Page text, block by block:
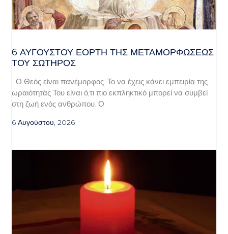
6 ΑΥΓΟΥΣΤΟΥ ΕΟΡΤΗ ΤΗΣ ΜΕΤΑΜΟΡΦΩΣΕΩΣ
ΤΟΥ ΣΩΤΗΡΟΣ
Ο Θεός είναι πανέμορφος. Το να έχεις κάνει εμπειρία της
ωραιότητάς Του είναι ό,τι πιο εκπληκτικό μπορεί να συμβεί
στη ζωή ενός ανθρώπου. Ο
6 Αυγούστου, 2026